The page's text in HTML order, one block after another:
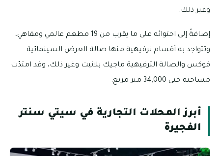
وغير ذلك.
إضافةً إلى احتوائه على ما يقرب من 19 مطعم عالمي ومقاهي،
وتتواجد به أقسام ترفيهية منها صالة العرض السينمائية
فوكس والصالة الترفيهية ماجيك بلانيت وغير ذلك، وقد امتدّت
مساحته حتى 34,000 متر مربع.
أبرز المحلات التجارية في سيتي سنتر
الفجيرة